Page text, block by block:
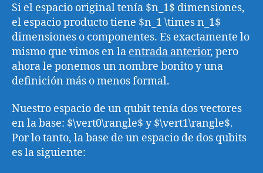
Si el espacio original tenía $n_1$ dimensiones,
el espacio producto tiene $n_1 \times n_1$
dimensiones o componentes. Es exactamente lo
mismo que vimos en la entrada anterior, pero
ahora le ponemos un nombre bonito y una
definición más o menos formal.
Nuestro espacio de un qubit tenía dos vectores
en la base: $\vert0\rangle$ y $\vert1\rangle$.
Por lo tanto, la base de un espacio de dos qubits
es la siguiente: